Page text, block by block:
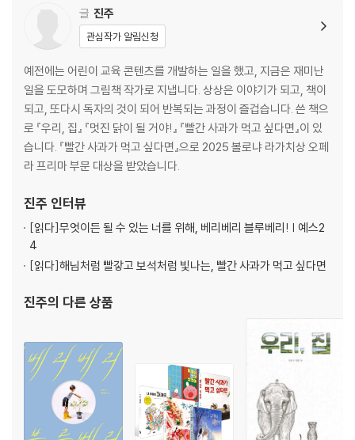
글 진주
관심작가 알림신청
예전에는 어린이 교육 콘텐츠를 개발하는 일을 했고, 지금은 재미난
일을 도모하며 그림책 작가로 지냅니다. 상상은 이야기가 되고, 책이
되고, 또다시 독자의 것이 되어 반복되는 과정이 즐겁습니다. 쓴 책으
로 『우리, 집』 『멋진 닭이 될 거야!』 『빨간 사과가 먹고 싶다면』이 있
습니다. 『빨간 사과가 먹고 싶다면』으로 2025 볼로냐 라가치상 오페
라 프리마 부문 대상을 받았습니다.
진주 인터뷰
[읽다]무엇이든 될 수 있는 너를 위해, 베리베리 블루베리! | 예스2
4
[읽다]해님처럼 빨갛고 보석처럼 빛나는, 빨간 사과가 먹고 싶다면
진주의 다른 상품